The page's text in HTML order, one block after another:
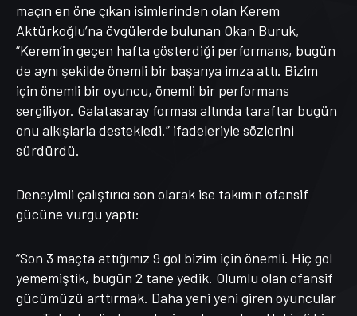
maçın en öne çıkan isimlerinden olan Kerem
Aktürkoğlu’na övgülerde bulunan Okan Buruk,
“Kerem’in geçen hafta gösterdiği performans, bugün
de aynı şekilde önemli bir başarıya imza attı. Bizim
için önemli bir oyuncu, önemli bir performans
sergiliyor. Galatasaray forması altında taraftar bugün
onu alkışlarla destekledi.” ifadeleriyle sözlerini
sürdürdü.
Deneyimli çalıştırıcı son olarak ise takımın ofansif
gücüne vurgu yaptı:
“Son 3 maçta attığımız 9 gol bizim için önemli. Hiç gol
yememiştik, bugün 2 tane yedik. Olumlu olan ofansif
gücümüzü arttırmak. Daha yeni yeni giren oyuncular